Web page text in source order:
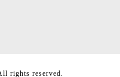
rights reserved.